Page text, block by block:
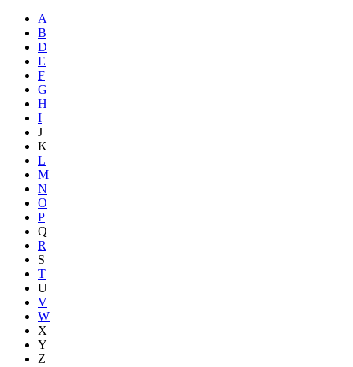
A
B
D
E
F
G
H
I
J
K
L
M
N
O
P
Q
R
S
T
U
V
W
X
Y
Z